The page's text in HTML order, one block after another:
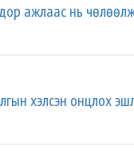
ажлаас нь
хэлсэн онцлох